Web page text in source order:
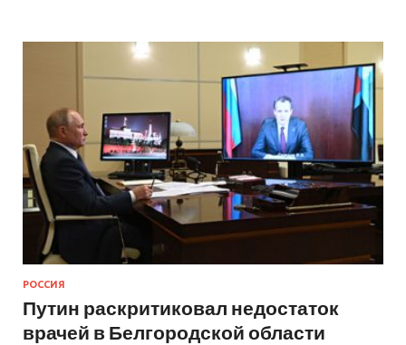
РОССИЯ
Путин раскритиковал недостаток
врачей в Белгородской области